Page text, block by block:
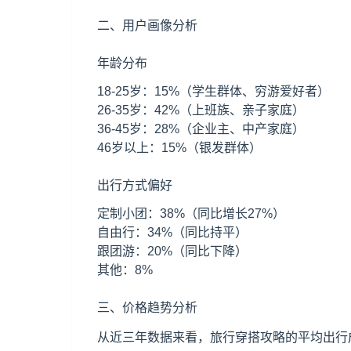
二、用户画像分析
年龄分布
18-25岁：15%（学生群体、穷游爱好者）
26-35岁：42%（上班族、亲子家庭）
36-45岁：28%（企业主、中产家庭）
46岁以上：15%（银发群体）
出行方式偏好
定制小团：38%（同比增长27%）
自由行：34%（同比持平）
跟团游：20%（同比下降）
其他：8%
三、价格趋势分析
从近三年数据来看，旅行穿搭攻略的平均出行